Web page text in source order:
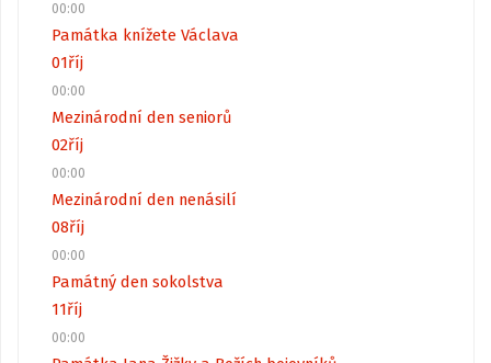
00:00
Památka knížete Václava
01říj
00:00
Mezinárodní den seniorů
02říj
00:00
Mezinárodní den nenásilí
08říj
00:00
Památný den sokolstva
11říj
00:00